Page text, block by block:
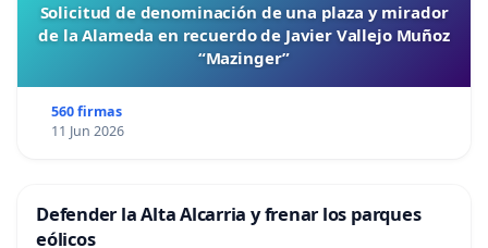
Solicitud de denominación de una plaza y mirador
de la Alameda en recuerdo de Javier Vallejo Muñoz
“Mazinger”
560 firmas
11 Jun 2026
Defender la Alta Alcarria y frenar los parques
eólicos